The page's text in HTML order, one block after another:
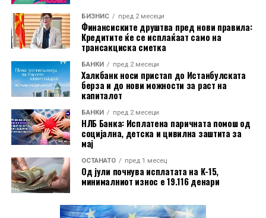
Во пакетот е вклучена и асистенција на пат за Европа
преку Халк Осигурување.
Дополнително, корисниците имаат бесплатно
електронско и мобилно банкарство, бесплатно СМС
информирање, како и можност за повлекување
готовина без надомест од сите банкомати во земјата.
Со овие поволности, Mastercard World Debit е
насочена кон корисници кои бараат дополнителни
услуги при патување, но и поедноставно секојдневно
банкарско работење.
БИЗНИС пред 2 месеци
Финансиските друштва пред нови правила:
Кредитите ќе се исплаќаат само на
трансакциска сметка
БАНКИ пред 2 месеци
Халкбанк носи пристап до Истанбулската
берза и до нови можности за раст на
капиталот
БАНКИ пред 2 месеци
НЛБ Банка: Исплатена паричната помош од
социјална, детска и цивилна заштита за
мај
ОСТАНАТО пред 1 месец
Од јули почнува исплатата на К-15,
минималниот износ е 19.116 денари